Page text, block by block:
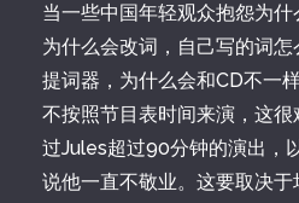
当一些中国年轻观众抱怨为什
为什么会改词，自己写的词
提词器，为什么会和CD不一
不按照节目表时间来演，这
过Jules超过90分钟的演出，
说他一直不敬业。这要取决